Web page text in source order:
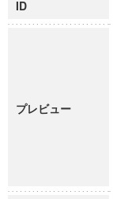
ID
プレビュー